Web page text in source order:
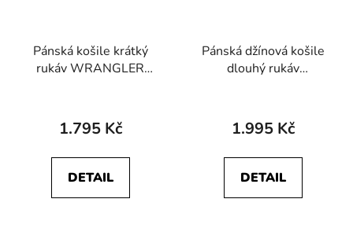
Pánská košile krátký
rukáv WRANGLER
Indigo Blue
1.795 Kč
DETAIL
Pánská džínová košile
dlouhý rukáv
SHIRT Caroline Creek
1.995 Kč
DETAIL